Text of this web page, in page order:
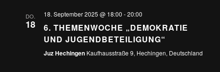
DO.
18
18. September 2025 @ 18:00 -20:00
6. THEMENWOCHE „DEMOKRATIE
UND JUGENDBETEILIGUNG“
Juz Hechingen Kaufhausstraße 9, Hechingen, Deutschland